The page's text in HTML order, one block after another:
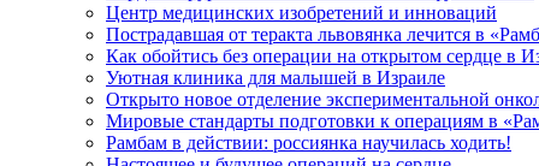
Центр медицинских изобретений и инноваций
Пострадавшая от теракта львовянка лечится в
Как обойтись без операции на открытом сердце в
Уютная клиника для малышей в Израиле
Открыто новое отделение экспериментальной
Мировые стандарты подготовки к операциям в
Рамбам в действии: россиянка научилась ходить!